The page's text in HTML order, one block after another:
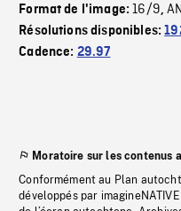
Format de l'image:16/9,
Résolutions disponibles:
Cadence: 29.97
Moratoire sur les contenus
Conformément au Plan
développés par